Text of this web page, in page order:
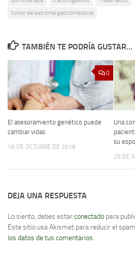
tumor del estromal gastrointestinal
TAMBIÉN TE PODRÍA GUSTAR...
0
El asesoramiento genético puede
cambiar vidas
16 DE OCTUBRE DE 2018
Una
su
29 DE
DEJA UNA RESPUESTA
Lo siento, debes estarconectado para
Este sitio usa Akismet para reducir el
los datos de tus comentarios.